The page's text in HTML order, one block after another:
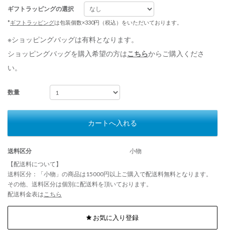
ギフトラッピングの選択
*ギフトラッピングは包装個数×330円（税込）をいただいております。
※ショッピングバッグは有料となります。
ショッピングバッグを購入希望の方はこちらからご購入くださ
い。
数量
カートへ入れる
送料区分
小物
【配送料について】
送料区分：「小物」の商品は15000円以上ご購入で配送料無料となります。
その他、送料区分は個別に配送料を頂いております。
配送料金表はこちら
お気に入り登録